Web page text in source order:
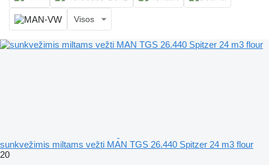
Visos
sunkvežimis miltams vežti MAN TGS 26.440 Spitzer 24 m3 flour
20